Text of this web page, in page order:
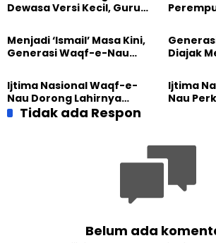
Dewasa Versi Kecil, Guru
Pendidikan BERLIAN
Besar
Terbuka
Menjadi ‘Ismail’ Masa Kini,
Generasi Waqf-e-Nau
Pengabdian
Diajak
Dunia
Ijtima Nasional Waqf-e-
Nau Dorong Lahirnya
Generasi Pengkhidmat
Ijtima
Nau
Tidak ada Respon
Belum ada